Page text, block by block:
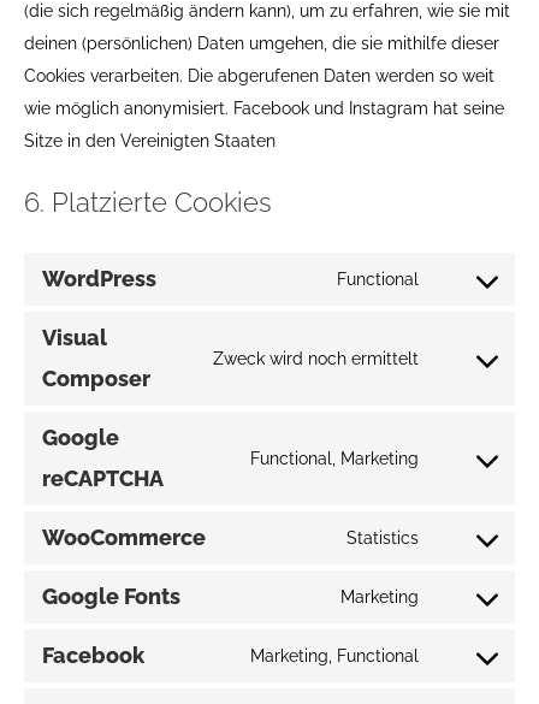
(die sich regelmäßig ändern kann), um zu erfahren, wie sie mit
deinen (persönlichen) Daten umgehen, die sie mithilfe dieser
Cookies verarbeiten. Die abgerufenen Daten werden so weit
wie möglich anonymisiert. Facebook und Instagram hat seine
Sitze in den Vereinigten Staaten
6. Platzierte Cookies
WordPress Functional
Consent
service
Visual
Composer
Zweck wird noch ermittelt
Consent
visual-
Google
reCAPTCHA
Functional, Marketing
Consent
service
recaptcha
WooCommerce Statistics
Consent
Google Fonts Marketing
Consent
Facebook Marketing, Functional
Consent